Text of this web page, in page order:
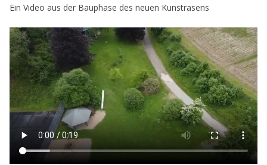
Ein Video aus der Bauphase des neuen Kunstrasens